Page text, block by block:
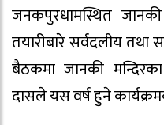
जनकपुरधामस्थित जानकी
तयारीबारे सर्वदलीय तथा
बैठकमा जानकी मन्दिरका
दासले यस वर्ष हुने